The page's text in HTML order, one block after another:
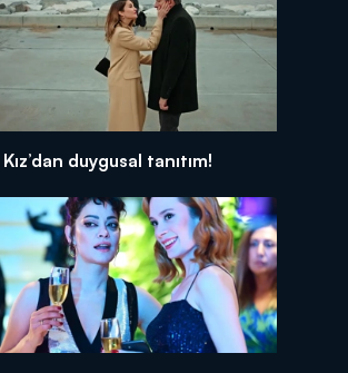
duygusal tanıtım!